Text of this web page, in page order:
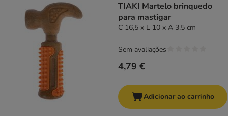
TIAKI Martelo brinquedo
para mastigar
C 16,5 x L 10 x A 3,5 cm
4,79 €
Sem avaliações
Adicionar ao carrinho